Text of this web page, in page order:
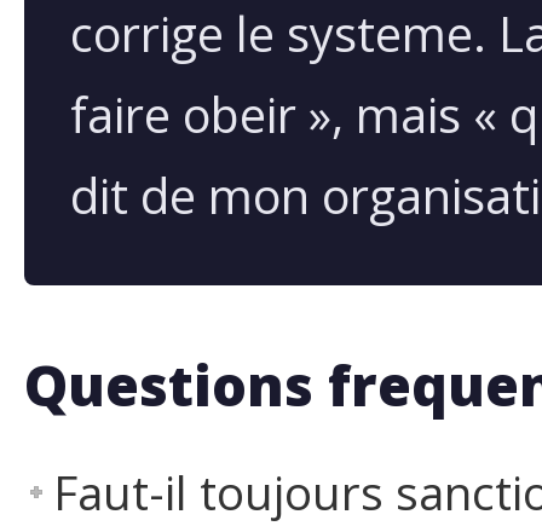
corrige le systeme.
faire obeir », mais «
dit de mon
Questions
Faut-il toujours